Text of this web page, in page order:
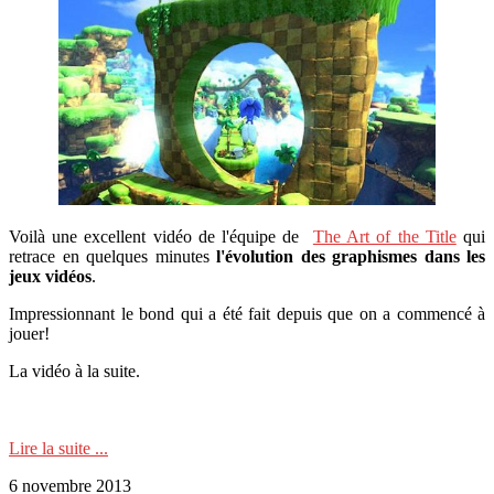
Voilà une excellent vidéo de l'équipe de The Art of the Titlequi
retrace en quelques minutes l'évolution des graphismes dans les
jeux vidéos.
Impressionnant le bond qui a été fait depuis que on a commencé à
jouer!
La vidéo à la suite.
Lire la suite ...
6 novembre 2013